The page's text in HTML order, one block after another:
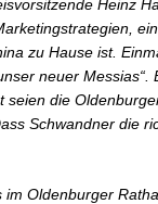
Heinz
zu Hause ist.
neuer Messias“.
seien die
Schwandner die
Oldenburger